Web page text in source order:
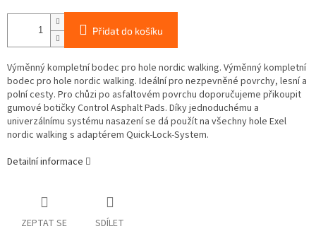
Přidat do košíku
Výměnný kompletní bodec pro hole nordic walking. Výměnný kompletní
bodec pro hole nordic walking. Ideální pro nezpevněné povrchy, lesní a
polní cesty. Pro chůzi po asfaltovém povrchu doporučujeme přikoupit
gumové botičky Control Asphalt Pads. Díky jednoduchému a
univerzálnímu systému nasazení se dá použít na všechny hole Exel
nordic walking s adaptérem Quick-Lock-System.
Detailní informace
ZEPTAT SE SDÍLET